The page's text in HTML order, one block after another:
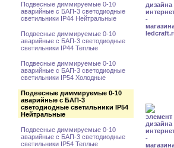
Подвесные диммируемые 0-10
аварийные с БАП-3 светодиодные
светильники IP44 Нейтральные
Подвесные диммируемые 0-10
аварийные с БАП-3 светодиодные
светильники IP44 Теплые
Подвесные диммируемые 0-10
аварийные с БАП-3 светодиодные
светильники IP54 Холодные
Подвесные диммируемые 0-10
аварийные с БАП-3
светодиодные светильники IP54
Нейтральные
Подвесные диммируемые 0-10
аварийные с БАП-3 светодиодные
светильники IP54 Теплые